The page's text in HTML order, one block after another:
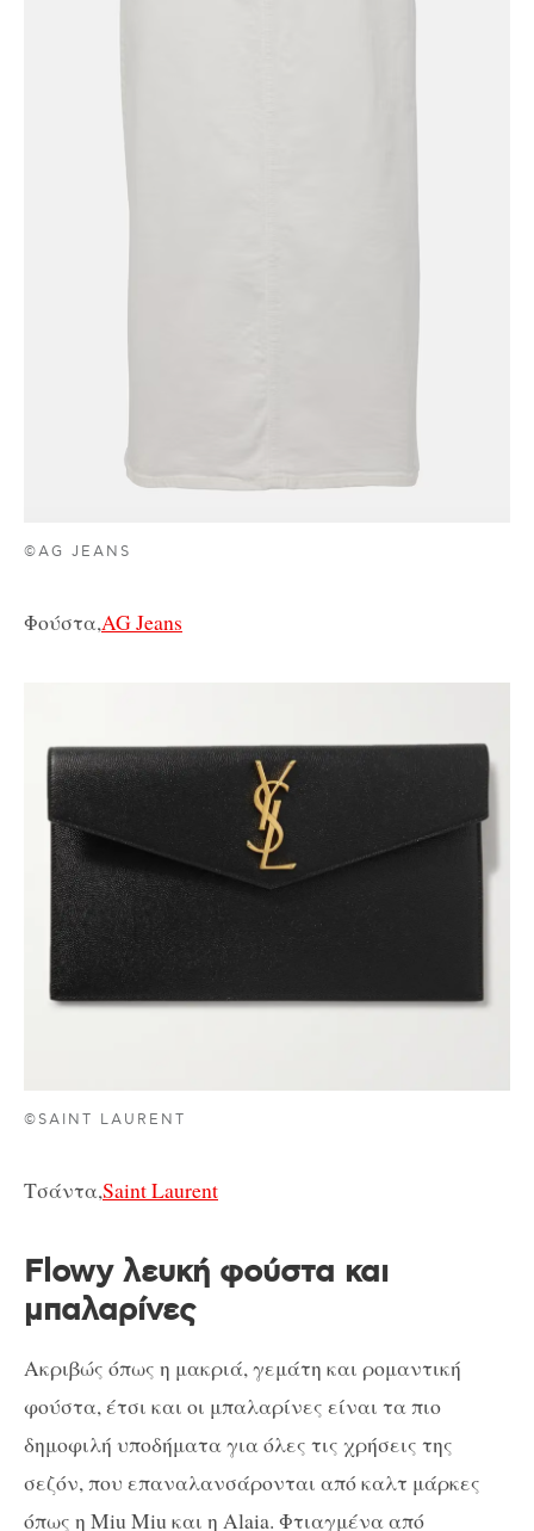
©AG JEANS
Φούστα,AG Jeans
©SAINT LAURENT
Τσάντα,Saint Laurent
Flowy λευκή φούστα και
μπαλαρίνες
Ακριβώς όπως η μακριά, γεμάτη και ρομαντική
φούστα, έτσι και οι μπαλαρίνες είναι τα πιο
δημοφιλή υποδήματα για όλες τις χρήσεις της
σεζόν, που επαναλανσάρονται από καλτ μάρκες
όπως η Miu Miu και η Alaia. Φτιαγμένα από